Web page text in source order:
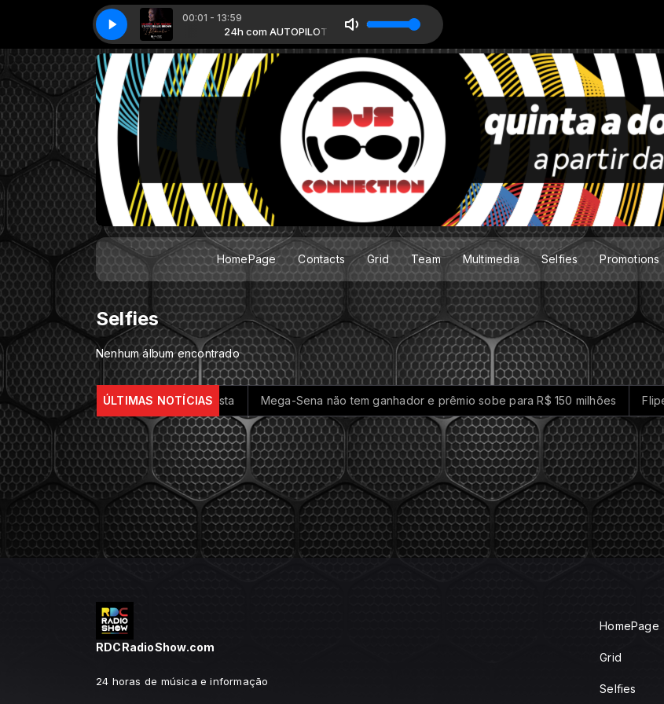
00:01 - 13:59
24h com AUTOPILOT 24h com AUTOPILOT
Pippi, Willie Graff, Billie Brown - I Remember (Vocal Mix) EDKiko Navarro, DJ Pippi, Willie Graff, Billie Brown - I Remember (Vocal Mix) ED
HomePage Contacts Grid Team Multimedia Selfies Promotions
Selfies
Nenhum álbum encontrado
ÚLTIMAS NOTÍCIAS
celebra centenário do artista Mega-Sena não tem ganhador e prêmio sobe para R$ 150 milhões Flipei:
RDCRadioShow.com
24 horas de música e informação
HomePage
Grid
Selfies